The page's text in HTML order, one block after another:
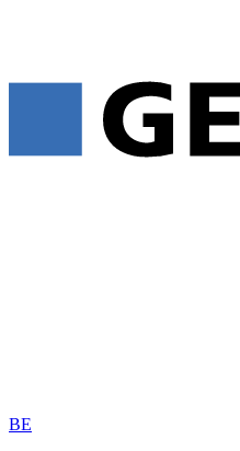
BE